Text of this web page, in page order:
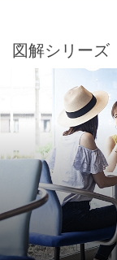
図解シリーズ